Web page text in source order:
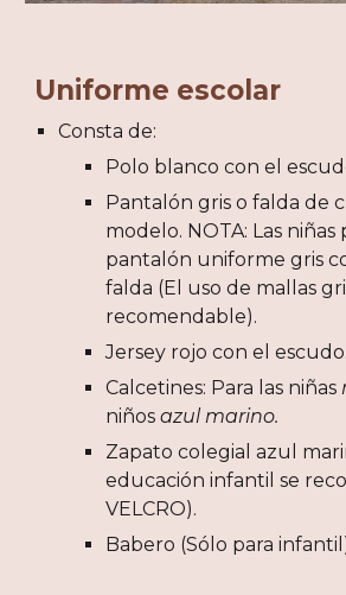
Uniforme escolar
Consta de:
Polo blanco con el
Pantalón gris o falda de
modelo. NOTA: Las
pantalón uniforme gris
falda (El uso de mallas
recomendable).
Jersey rojo con el escudo.
Calcetines: Para las niñas
niñosazul marino.
Zapato colegial azul
educación infantil se
VELCRO).
Babero (Sólo para